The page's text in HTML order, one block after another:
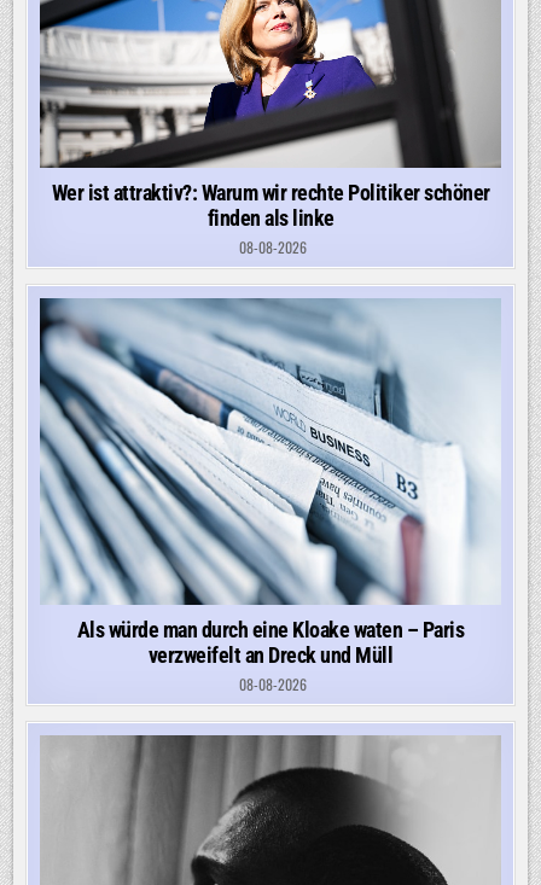
Wer ist attraktiv?: Warum wir rechte Politiker schöner
finden als linke
08-08-2026
Als würde man durch eine Kloake waten – Paris
verzweifelt an Dreck und Müll
08-08-2026